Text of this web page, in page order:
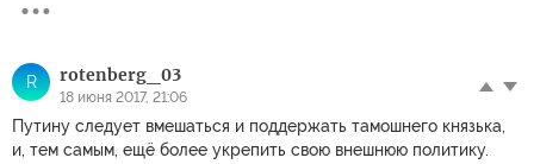
R rotenberg_03
18 июня 2017, 21:06
Путину следует вмешаться и поддержать тамошнего князька,
и, тем самым, ещё более укрепить свою внешнюю политику.